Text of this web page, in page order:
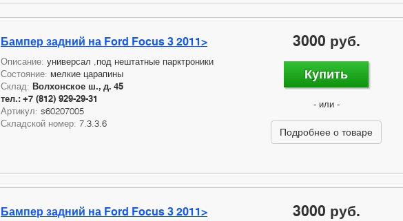
Бампер задний на Ford Focus 3 2011>
Описание: универсал ,под нештатные парктроники
Состояние: мелкие царапины
Склад: Волхонское ш., д. 45
тел.: +7 (812) 929-29-31
Артикул: s60207005
Складской номер: 7.3.3.6
3000 руб.
Купить
- или -
Подробнее о товаре
Бампер задний на Ford Focus 3 2011> 3000 руб.